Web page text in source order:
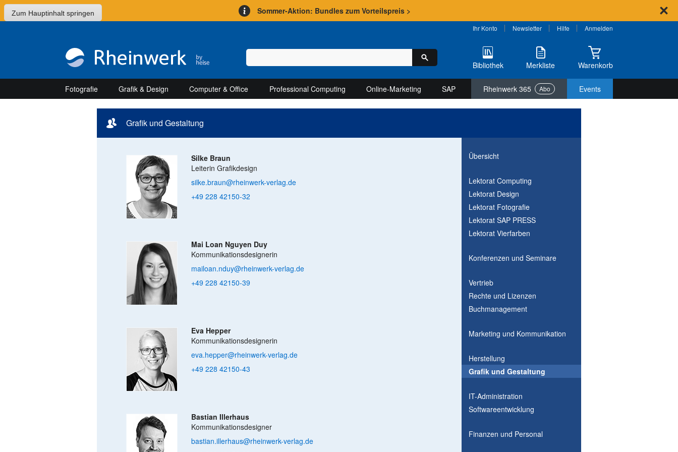
Zum Hauptinhalt springen Sommer-Aktion: Bundles zum Vorteilspreis >
Ihr Konto Newsletter Hilfe Anmelden
Bibliothek Merkliste Warenkorb
Fotografie Grafik & Design Computer & Office Professional Computing Online-Marketing SAP Rheinwerk 365 Abo Events
Grafik und Gestaltung
Silke Braun
Leiterin Grafikdesign
silke.braun@rheinwerk-verlag.de
+49 228 42150-32
Mai Loan Nguyen Duy
Kommunikationsdesignerin
mailoan.nduy@rheinwerk-verlag.de
+49 228 42150-39
Eva Hepper
Kommunikationsdesignerin
eva.hepper@rheinwerk-verlag.de
+49 228 42150-43
Bastian Illerhaus
Kommunikationsdesigner
bastian.illerhaus@rheinwerk-verlag.de
Übersicht
Lektorat Computing
Lektorat Design
Lektorat Fotografie
Lektorat SAP PRESS
Lektorat Vierfarben
Konferenzen und Seminare
Vertrieb
Rechte und Lizenzen
Buchmanagement
Marketing und Kommunikation
Herstellung
Grafik und Gestaltung
IT-Administration
Softwareentwicklung
Finanzen und Personal